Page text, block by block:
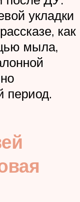
укладки
как
мыла,
период.